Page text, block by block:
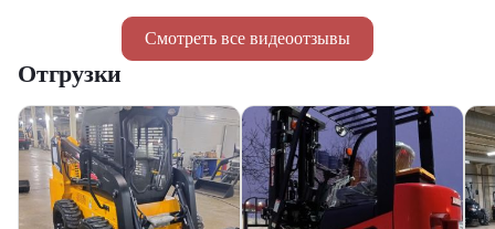
Смотреть все видеоотзывы
Отгрузки